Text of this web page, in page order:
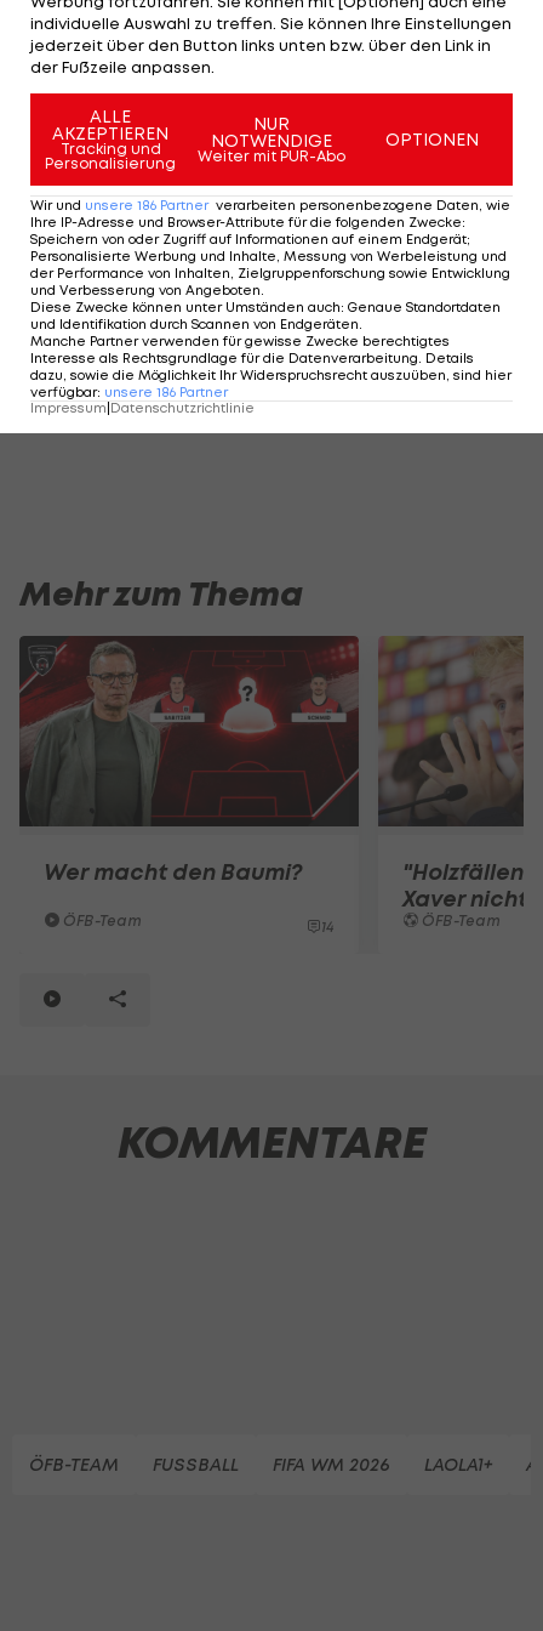
Die ADMIRAL Ansakonferenz als
Podcast anhören:
Mehr zum Thema
Wer macht den Baumi?
ÖFB-Team 14
"Holzfällen"
Xaver nicht
ÖFB-Team
KOMMENTARE
ÖFB-TEAM FUSSBALL FIFA WM 2026 LAOLA1+
individuelle Auswahl zu treffen. Sie können Ihre Einstellungen
jederzeit über den Button links unten bzw. über den Link in
der Fußzeile anpassen.
ALLE
AKZEPTIEREN
Tracking und
Personalisierung
NUR
NOTWENDIGE
Weiter mit PUR-Abo
OPTIONEN
Wir und unsere 186 Partner verarbeiten personenbezogene Daten, wie
Ihre IP-Adresse und Browser-Attribute für die folgenden Zwecke:
Speichern von oder Zugriff auf Informationen auf einem Endgerät;
Personalisierte Werbung und Inhalte, Messung von Werbeleistung und
der Performance von Inhalten, Zielgruppenforschung sowie Entwicklung
und Verbesserung von Angeboten.
Diese Zwecke können unter Umständen auch: Genaue Standortdaten
und Identifikation durch Scannen von Endgeräten.
Manche Partner verwenden für gewisse Zwecke berechtigtes
Interesse als Rechtsgrundlage für die Datenverarbeitung. Details
dazu, sowie die Möglichkeit Ihr Widerspruchsrecht auszuüben, sind hier
verfügbar: unsere 186 Partner
Impressum Datenschutzrichtlinie